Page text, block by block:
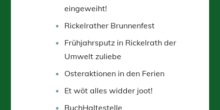
eingeweiht!
Rickelrather Brunnenfest
Frühjahrsputz in Rickelrath der
Umwelt zuliebe
Osteraktionen in den Ferien
Et wöt alles widder joot!
BuchHaltestelle